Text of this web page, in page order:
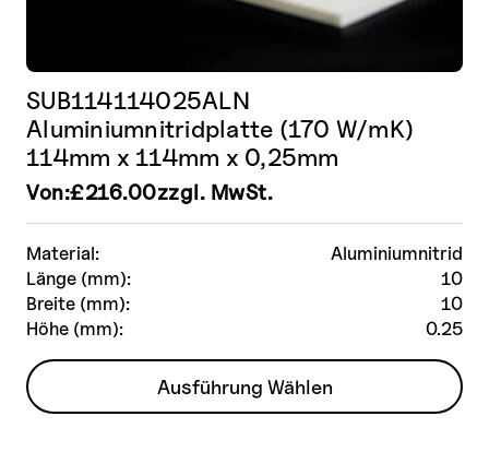
Material:
Aluminiumnitrid
Länge (mm):
10
Breite (mm):
10
Höhe (mm):
0.25
SUB114114025ALN
Aluminiumnitridplatte (170 W/mK)
114mm x 114mm x 0,25mm
Von:£216.00zzgl. MwSt.
Ausführung Wählen
Dieses
Produkt